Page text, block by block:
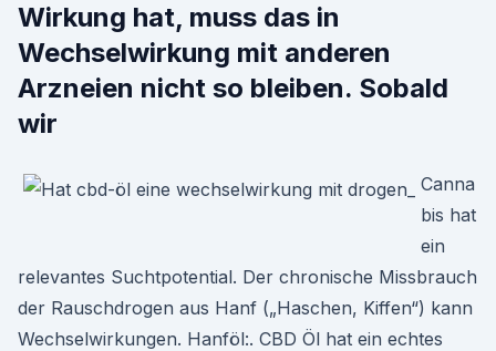
Wirkung hat, muss das in
Wechselwirkung mit anderen
Arzneien nicht so bleiben. Sobald
wir
Canna
bis hat
ein
relevantes Suchtpotential. Der chronische Missbrauch
der Rauschdrogen aus Hanf („Haschen, Kiffen“) kann
Wechselwirkungen. Hanföl:. CBD Öl hat ein echtes